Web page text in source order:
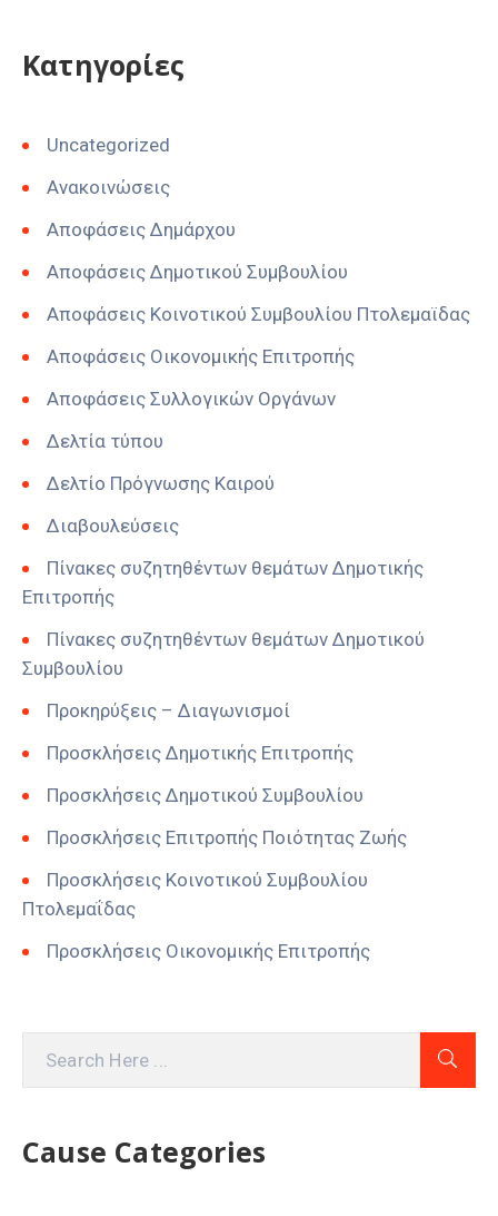
Kατηγορίες
Uncategorized
Ανακοινώσεις
Αποφάσεις Δημάρχου
Αποφάσεις Δημοτικού Συμβουλίου
Αποφάσεις Κοινοτικού Συμβουλίου Πτολεμαϊδας
Αποφάσεις Οικονομικής Επιτροπής
Αποφάσεις Συλλογικών Οργάνων
Δελτία τύπου
Δελτίο Πρόγνωσης Καιρού
Διαβουλεύσεις
Πίνακες συζητηθέντων θεμάτων Δημοτικής
Επιτροπής
Πίνακες συζητηθέντων θεμάτων Δημοτικού
Συμβουλίου
Προκηρύξεις – Διαγωνισμοί
Προσκλήσεις Δημοτικής Επιτροπής
Προσκλήσεις Δημοτικού Συμβουλίου
Προσκλήσεις Επιτροπής Ποιότητας Ζωής
Προσκλήσεις Κοινοτικού Συμβουλίου
Πτολεμαΐδας
Προσκλήσεις Οικονομικής Επιτροπής
Cause Categories